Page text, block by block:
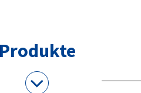
Produkte